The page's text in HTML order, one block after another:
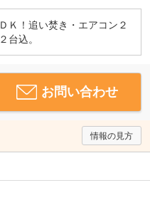
Ｋ！追い焚き・エアコン２
台込。
お問い合わせ
情報の見方